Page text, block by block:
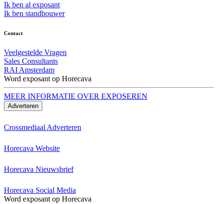
Ik ben al exposant
Ik ben standbouwer
Contact
Veelgestelde Vragen
Sales Consultants
RAI Amsterdam
Word exposant op Horecava
MEER INFORMATIE OVER EXPOSEREN
Adverteren
Crossmediaal Adverteren
Horecava Website
Horecava Nieuwsbrief
Horecava Social Media
Word exposant op Horecava